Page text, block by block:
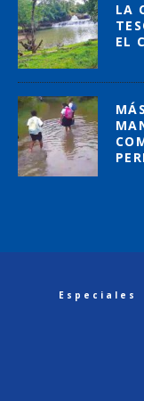
LA
EL
Especiales